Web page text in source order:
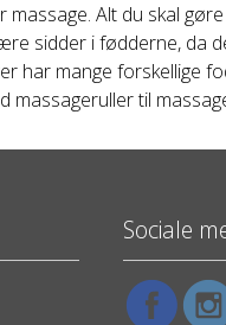
Alt du skal
sidder i fødderne, da
har mange forskellige
massageruller til
Sociale